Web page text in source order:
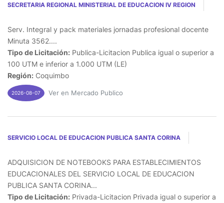
SECRETARIA REGIONAL MINISTERIAL DE EDUCACION IV REGION
Serv. Integral y pack materiales jornadas profesional docente
Minuta 3562....
Tipo de Licitación: Publica-Licitacion Publica igual o superior a
100 UTM e inferior a 1.000 UTM (LE)
Región: Coquimbo
2026-08-07 Ver en Mercado Publico
SERVICIO LOCAL DE EDUCACION PUBLICA SANTA CORINA
ADQUISICION DE NOTEBOOKS PARA ESTABLECIMIENTOS
EDUCACIONALES DEL SERVICIO LOCAL DE EDUCACION
PUBLICA SANTA CORINA...
Tipo de Licitación: Privada-Licitacion Privada igual o superior a